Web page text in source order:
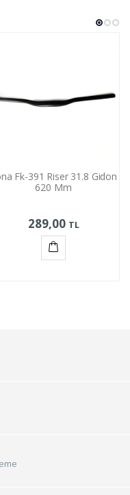
Fk-391 Riser 31.8 Gidon
620 Mm
289,00 TL